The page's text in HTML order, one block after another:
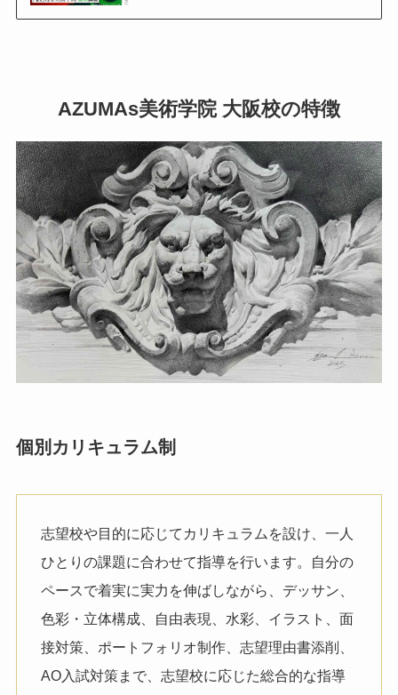
AZUMAs美術学院 大阪校の特徴
個別カリキュラム制
志望校や目的に応じてカリキュラムを設け、一人
ひとりの課題に合わせて指導を行います。自分の
ペースで着実に実力を伸ばしながら、デッサン、
色彩・立体構成、自由表現、水彩、イラスト、面
接対策、ポートフォリオ制作、志望理由書添削、
AO入試対策まで、志望校に応じた総合的な指導